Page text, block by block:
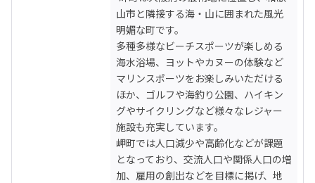
山市と隣接する海・山に囲まれた風光
明媚な町です。
多種多様なビーチスポーツが楽しめる
海水浴場、ヨットやカヌーの体験など
マリンスポーツをお楽しみいただける
ほか、ゴルフや海釣り公園、ハイキン
グやサイクリングなど様々なレジャー
施設も充実しています。
岬町では人口減少や高齢化などが課題
となっており、交流人口や関係人口の増
加、雇用の創出などを目標に掲げ、地